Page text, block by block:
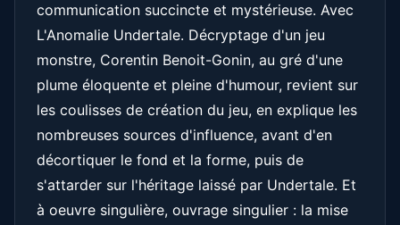
communication succincte et mystérieuse. Avec
L'Anomalie Undertale. Décryptage d'un jeu
monstre, Corentin Benoit-Gonin, au gré d'une
plume éloquente et pleine d'humour, revient sur
les coulisses de création du jeu, en explique les
nombreuses sources d'influence, avant d'en
décortiquer le fond et la forme, puis de
s'attarder sur l'héritage laissé par Undertale. Et
à oeuvre singulière, ouvrage singulier : la mise